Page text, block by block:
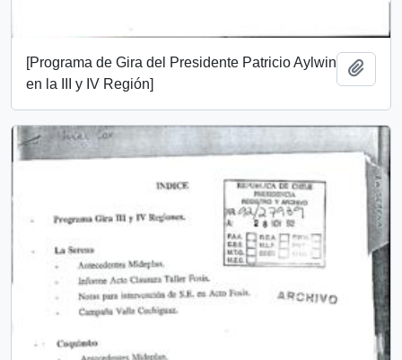
[Programa de Gira del Presidente Patricio Aylwin
en la III y IV Región]